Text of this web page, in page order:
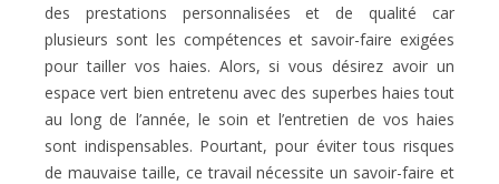
des prestations personnalisées et de qualité car
plusieurs sont les compétences et savoir-faire exigées
pour tailler vos haies. Alors, si vous désirez avoir un
espace vert bien entretenu avec des superbes haies tout
au long de l’année, le soin et l’entretien de vos haies
sont indispensables. Pourtant, pour éviter tous risques
de mauvaise taille, ce travail nécessite un savoir-faire et